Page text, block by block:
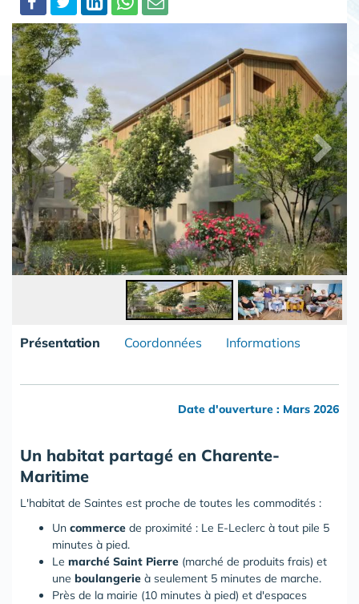
Partager
Présentation Coordonnées Informations
Date d'ouverture : Mars 2026
Un habitat partagé en Charente-
Maritime
L'habitat de Saintes est proche de toutes les commodités :
Un commerce de proximité : Le E-Leclerc à tout pile 5
minutes à pied.
Le marché Saint Pierre (marché de produits frais) et
une boulangerie à seulement 5 minutes de marche.
Près de la mairie (10 minutes à pied) et d'espaces